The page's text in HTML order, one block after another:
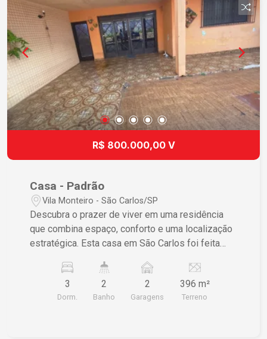
R$ 800.000,00 V
Casa - Padrão
Vila Monteiro - São Carlos/SP
Descubra o prazer de viver em uma residência
que combina espaço, conforto e uma localização
estratégica. Esta casa em São Carlos foi feita
complicações urbanas sem abrir mão do acesso
fácil a serviços essenciais. Características do
Imóvel • 3 dormitórios espaçosos garantindo
3
Dorm.
2
Banho
2
Garagens
396 m²
Terreno